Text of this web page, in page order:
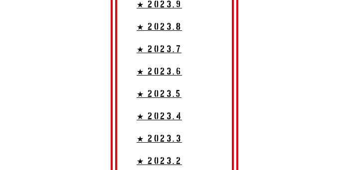
★ 2023.9
★ 2023.8
★ 2023.7
★ 2023.6
★ 2023.5
★ 2023.4
★ 2023.3
★ 2023.2